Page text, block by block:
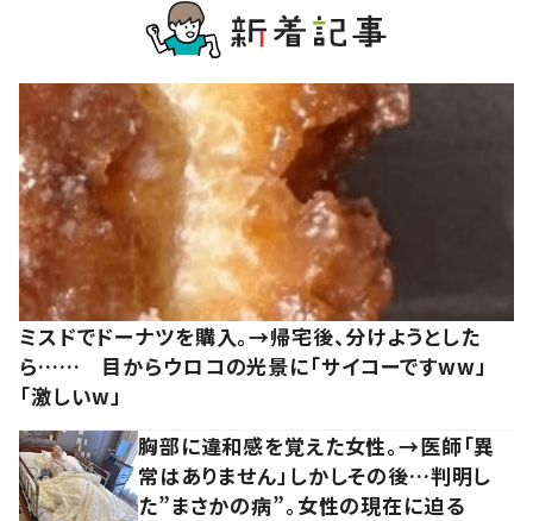
ミスドでドーナツを購入。→帰宅後、分けようとした
ら…… 目からウロコの光景に「サイコーですww」
「激しいw」
胸部に違和感を覚えた女性。→医師「異
常はありません」しかしその後…判明し
た”まさかの病”。女性の現在に迫る